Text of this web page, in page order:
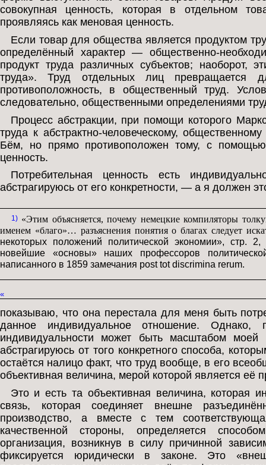
совокупная ценность, которая в отдельном
проявляясь как меновая ценность.
Если товар для общества является продуктом
определённый характер — общественно-
продукт труда различных субъектов; наоборот,
труда». Труд отдельных лиц превращается
противоположность, в общественный труд.
следовательно, общественными определениями
Процесс абстракции, при помощи которого
труда к абстрактно-человеческому,
Бём, но прямо противоположен тому, с помощью
ценность.
Потребительная ценность есть
абстрагируюсь от его конкретности, — а я должен
1) «Этим объясняется, почему немецкие компиляторы
именем «благо»… разъяснения понятия о благах следует
некоторых положений политической экономии»,
новейшие «основы» наших профессоров
написанного в 1859 замечания post tot discrimina rerum.
«
показываю, что она перестала для меня быть
данное индивидуальное отношение. Однако,
индивидуальности может быть масштабом
абстрагируюсь от того конкретного способа,
остаётся налицо факт, что труд вообще, в его
объективная величина, мерой которой является её
Это и есть та объективная величина, которая
связь, которая соединяет внешне
производство, а вместе с тем
качественной стороны, определяется
организация, возникнув в силу причинной
фиксируется юридически в законе. Это